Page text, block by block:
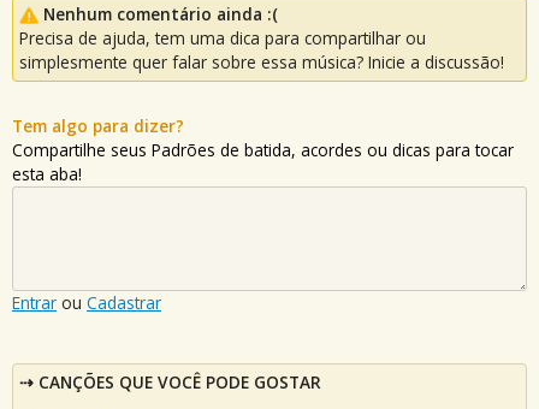
Nenhum comentário ainda :(
Precisa de ajuda, tem uma dica para compartilhar ou
simplesmente quer falar sobre essa música? Inicie a discussão!
Tem algo para dizer?
Compartilhe seus Padrões de batida, acordes ou dicas para tocar
esta aba!
Entrar ou Cadastrar
CANÇÕES QUE VOCÊ PODE GOSTAR